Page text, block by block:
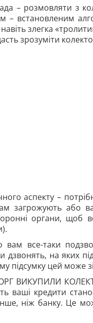
– розмовляти з
– встановленим
злегка
зрозуміти
аспекту –
загрожують або
органи, щоб
все-таки
дзвонять, на яких
підсумку цей може
ВИКУПИЛИ
ваші кредити
ніж банку. Це